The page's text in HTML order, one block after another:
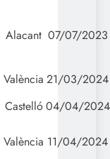
Alacant 07/07/2023
València 21/03/2024
Castelló04/04/2024
València 11/04/2024